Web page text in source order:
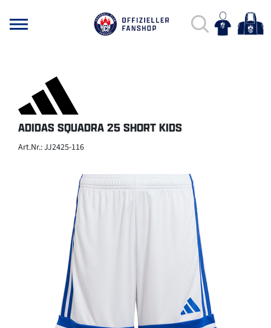
ADIDAS SQUADRA 25 SHORT KIDS
Art.Nr.: JJ2425-116